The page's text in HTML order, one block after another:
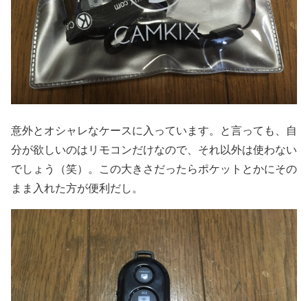
意外とオシャレなケースに入っています。と言っても、自
分が欲しいのはリモコンだけなので、それ以外は使わない
でしょう（笑）。この大きさだったらポケットとかにその
まま入れた方が便利だし。